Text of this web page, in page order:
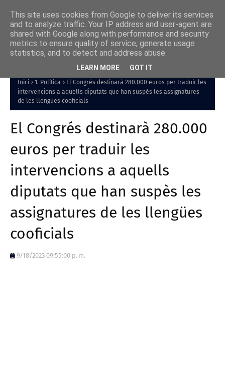
Inici 1. Política
El Congrés destinarà 280.000 euros per traduir les
intervencions a aquells diputats que han suspès les assignatures
de les llengües cooficials
El Congrés destinarà 280.000
euros per traduir les
intervencions a aquells
diputats que han suspès les
assignatures de les llengües
cooficials
9/18/2023 09:55:00 p. m.
This site uses cookies from Google to deliver its services
and to analyze traffic. Your IP address and user-agent are
shared with Google along with performance and security
metrics to ensure quality of service, generate usage
statistics, and to detect and address abuse.
LEARN MORE GOT IT